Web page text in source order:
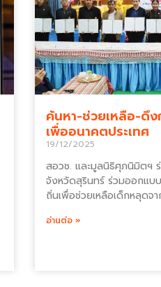
ค้นหา-ช่วยเหลือ-ดึ
เพื่ออนาคตประเทศ
19/12/2025
สอวช. และมูลนิธิศุภนิมิตฯ
จังหวัดสุรินทร์ ร่วมออกแบ
ถิ่นเพื่อช่วยเหลือเด็กหลุดจ
อ่านต่อ »